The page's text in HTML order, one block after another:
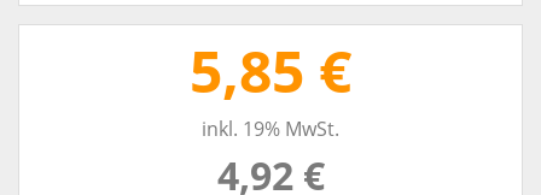
5,85 €
inkl. 19% MwSt.
4,92 €